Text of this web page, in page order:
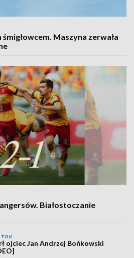
Maszyna zerwała
Białostoczanie
ojciec Jan Andrzej Bońkowski